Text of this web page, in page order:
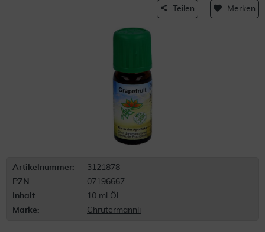
Teilen Merken
Artikelnummer:
3121878
PZN:
07196667
Inhalt:
10 ml Öl
Marke:
Chrütermännli